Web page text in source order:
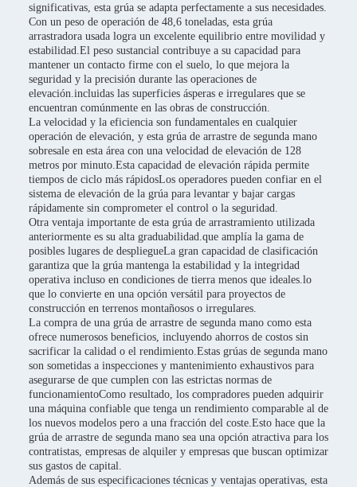
significativas, esta grúa se adapta perfectamente a sus necesidades.
Con un peso de operación de 48,6 toneladas, esta grúa
arrastradora usada logra un excelente equilibrio entre movilidad y
estabilidad.El peso sustancial contribuye a su capacidad para
mantener un contacto firme con el suelo, lo que mejora la
seguridad y la precisión durante las operaciones de
elevación.incluidas las superficies ásperas e irregulares que se
encuentran comúnmente en las obras de construcción.
La velocidad y la eficiencia son fundamentales en cualquier
operación de elevación, y esta grúa de arrastre de segunda mano
sobresale en esta área con una velocidad de elevación de 128
metros por minuto.Esta capacidad de elevación rápida permite
tiempos de ciclo más rápidosLos operadores pueden confiar en el
sistema de elevación de la grúa para levantar y bajar cargas
rápidamente sin comprometer el control o la seguridad.
Otra ventaja importante de esta grúa de arrastramiento utilizada
anteriormente es su alta graduabilidad.que amplía la gama de
posibles lugares de despliegueLa gran capacidad de clasificación
garantiza que la grúa mantenga la estabilidad y la integridad
operativa incluso en condiciones de tierra menos que ideales.lo
que lo convierte en una opción versátil para proyectos de
construcción en terrenos montañosos o irregulares.
La compra de una grúa de arrastre de segunda mano como esta
ofrece numerosos beneficios, incluyendo ahorros de costos sin
sacrificar la calidad o el rendimiento.Estas grúas de segunda mano
son sometidas a inspecciones y mantenimiento exhaustivos para
asegurarse de que cumplen con las estrictas normas de
funcionamientoComo resultado, los compradores pueden adquirir
una máquina confiable que tenga un rendimiento comparable al de
los nuevos modelos pero a una fracción del coste.Esto hace que la
grúa de arrastre de segunda mano sea una opción atractiva para los
contratistas, empresas de alquiler y empresas que buscan optimizar
sus gastos de capital.
Además de sus especificaciones técnicas y ventajas operativas, esta